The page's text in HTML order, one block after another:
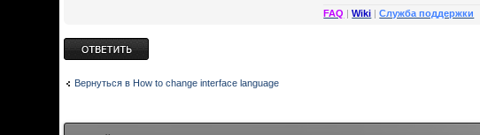
FAQ |Wiki |Служба поддержки
Ответить
Вернуться в How to change interface language